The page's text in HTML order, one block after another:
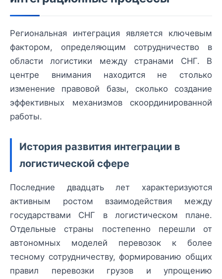
Региональная интеграция является ключевым
фактором, определяющим сотрудничество в
области логистики между странами СНГ. В
центре внимания находится не столько
изменение правовой базы, сколько создание
эффективных механизмов скоординированной
работы.
История развития интеграции в
логистической сфере
Последние двадцать лет характеризуются
активным ростом взаимодействия между
государствами СНГ в логистическом плане.
Отдельные страны постепенно перешли от
автономных моделей перевозок к более
тесному сотрудничеству, формированию общих
правил перевозки грузов и упрощению